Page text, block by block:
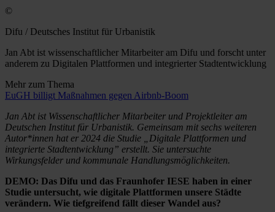
©
Difu / Deutsches Institut für Urbanistik
Jan Abt ist wissenschaftlicher Mitarbeiter am Difu und forscht unter
anderem zu Digitalen Plattformen und integrierter Stadtentwicklung
Mehr zum Thema
EuGH billigt Maßnahmen gegen Airbnb-Boom
Jan Abt ist Wissenschaftlicher Mitarbeiter und Projektleiter am
Deutschen Institut für Urbanistik. Gemeinsam mit sechs weiteren
Autor*innen hat er 2024 die Studie „Digitale Plattformen und
integrierte Stadtentwicklung” erstellt. Sie untersuchte
Wirkungsfelder und kommunale Handlungsmöglichkeiten.
DEMO: Das Difu und das Fraunhofer IESE haben in einer
Studie untersucht, wie digitale Plattformen unsere Städte
verändern. Wie tiefgreifend fällt dieser Wandel aus?